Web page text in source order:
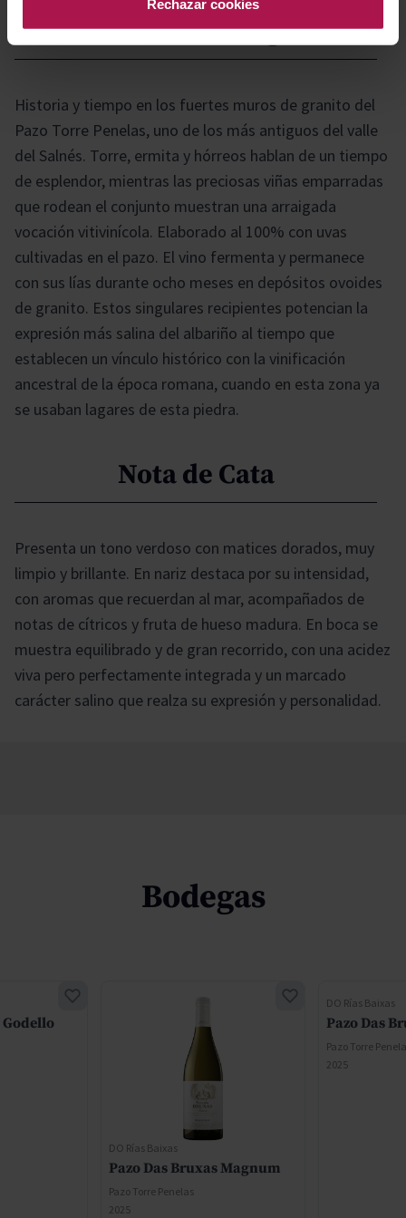
Rechazar cookies
Historia bodega
Historia y tiempo en los fuertes muros de granito del
Pazo Torre Penelas, uno de los más antiguos del valle
del Salnés. Torre, ermita y hórreos hablan de un tiempo
de esplendor, mientras las preciosas viñas emparradas
que rodean el conjunto muestran una arraigada
vocación vitivinícola. Elaborado al 100% con uvas
cultivadas en el pazo. El vino fermenta y permanece
con sus lías durante ocho meses en depósitos ovoides
de granito. Estos singulares recipientes potencian la
expresión más salina del albariño al tiempo que
establecen un vínculo histórico con la vinificación
ancestral de la época romana, cuando en esta zona ya
se usaban lagares de esta piedra.
Nota de Cata
Presenta un tono verdoso con matices dorados, muy
limpio y brillante. En nariz destaca por su intensidad,
con aromas que recuerdan al mar, acompañados de
notas de cítricos y fruta de hueso madura. En boca se
muestra equilibrado y de gran recorrido, con una acidez
viva pero perfectamente integrada y un marcado
carácter salino que realza su expresión y personalidad.
Bodegas
Godello
DO Rías Baixas
Pazo Das Bruxas Magnum
Pazo Torre Penelas
2025
DO Rías Baixas
Pazo Das
Pazo Torre
2025